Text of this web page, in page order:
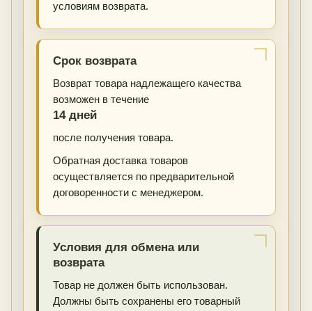
условиям возврата.
Срок возврата
Возврат товара надлежащего качества
возможен в течение
14 дней
после получения товара.
Обратная доставка товаров
осуществляется по предварительной
договоренности с менеджером.
Условия для обмена или
возврата
Товар не должен быть использован.
Должны быть сохранены его товарный